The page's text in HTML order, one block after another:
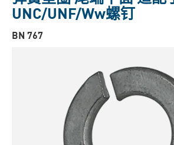
UNC/UNF/Ww螺钉
BN 767